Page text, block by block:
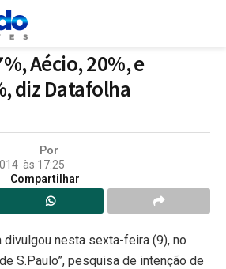
Aécio, 20%, e
diz Datafolha
Por
às 17:25
Compartilhar
nesta sexta-feira (9), no
S.Paulo”, pesquisa de intenção de